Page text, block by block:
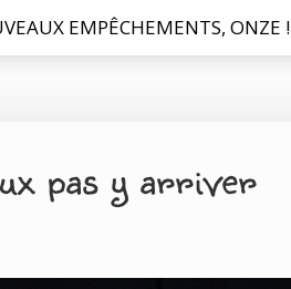
EMPÊCHEMENTS, ONZE !
pas y arriver